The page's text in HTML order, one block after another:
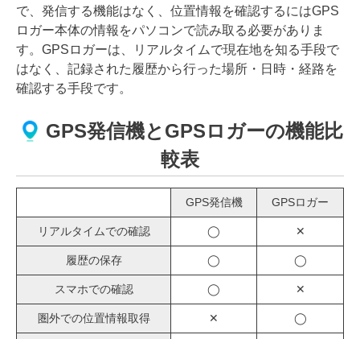
で、発信する機能はなく、位置情報を確認するにはGPS
ロガー本体の情報をパソコンで読み取る必要がありま
す。GPSロガーは、リアルタイムで現在地を知る手段で
はなく、記録された履歴から行った場所・日時・経路を
確認する手段です。
GPS発信機とGPSロガーの機能比
較表
GPS発信機 GPSロガー
リアルタイムでの確認 ◯ ✕
履歴の保存 ◯ ◯
スマホでの確認 ◯ ✕
圏外での位置情報取得 ✕ ◯